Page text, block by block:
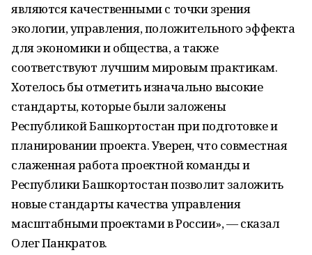
являются качественными с точки зрения
экологии, управления, положительного эффекта
для экономики и общества, а также
соответствуют лучшим мировым практикам.
Хотелось бы отметить изначально высокие
стандарты, которые были заложены
Республикой Башкортостан при подготовке и
планировании проекта. Уверен, что совместная
слаженная работа проектной команды и
Республики Башкортостан позволит заложить
новые стандарты качества управления
масштабными проектами в России», — сказал
Олег Панкратов.